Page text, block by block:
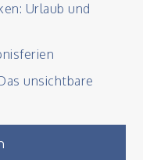
Urlaub und
unsichtbare